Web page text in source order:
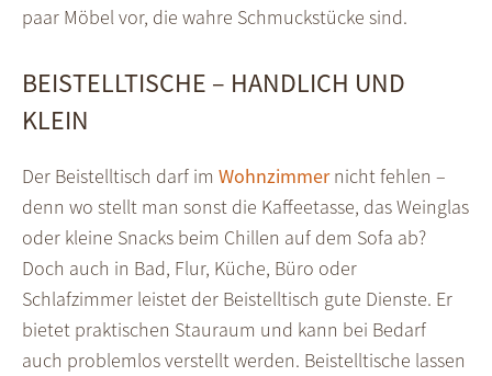
paar Möbel vor, die wahre Schmuckstücke sind.
BEISTELLTISCHE – HANDLICH UND
KLEIN
Der Beistelltisch darf im Wohnzimmernicht fehlen –
denn wo stellt man sonst die Kaffeetasse, das Weinglas
oder kleine Snacks beim Chillen auf dem Sofa ab?
Doch auch in Bad, Flur, Küche, Büro oder
Schlafzimmer leistet der Beistelltisch gute Dienste. Er
bietet praktischen Stauraum und kann bei Bedarf
auch problemlos verstellt werden. Beistelltische lassen